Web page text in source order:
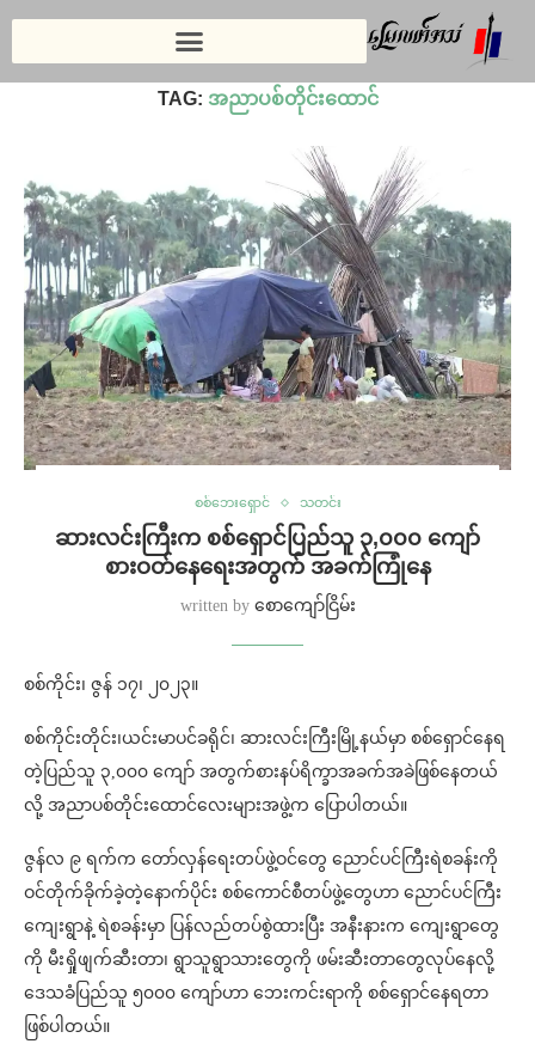
အညာပစ်တိုင်းထောင်
TAG: အညာပစ်တိုင်းထောင်
စစ်ဘေးရှောင် သတင်း
ဆားလင်းကြီးက စစ်ရှောင်ပြည်သူ ၃,၀၀၀ ကျော်
စားဝတ်နေရေးအတွက် အခက်ကြုံနေ
written by စောကျော်ငြိမ်း
စစ်ကိုင်း၊ ဇွန် ၁၇၊ ၂၀၂၃။
စစ်ကိုင်းတိုင်း၊ယင်းမာပင်ခရိုင်၊ ဆားလင်းကြီးမြို့နယ်မှာ စစ်ရှောင်နေရ
တဲ့ပြည်သူ ၃,၀၀၀ ကျော် အတွက်စားနပ်ရိက္ခာအခက်အခဲဖြစ်နေတယ်
လို့ အညာပစ်တိုင်းထောင်လေးများအဖွဲ့က ပြောပါတယ်။
ဇွန်လ ၉ ရက်က တော်လှန်ရေးတပ်ဖွဲ့ဝင်တွေ ညောင်ပင်ကြီးရဲစခန်းကို
ဝင်တိုက်ခိုက်ခဲ့တဲ့နောက်ပိုင်း စစ်ကောင်စီတပ်ဖွဲ့တွေဟာ ညောင်ပင်ကြီး
ကျေးရွာနဲ့ ရဲစခန်းမှာ ပြန်လည်တပ်စွဲထားပြီး အနီးနားက ကျေးရွာတွေ
ကို မီးရှိုဖျက်ဆီးတာ၊ ရွာသူရွာသားတွေကို ဖမ်းဆီးတာတွေလုပ်နေလို့
ဒေသခံပြည်သူ ၅၀၀၀ ကျော်ဟာ ဘေးကင်းရာကို စစ်ရှောင်နေရတာ
ဖြစ်ပါတယ်။